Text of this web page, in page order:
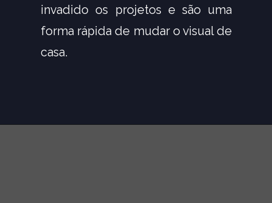
invadido os projetos e são uma
forma rápida de mudar o visual de
casa.